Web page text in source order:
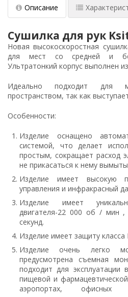
Описание
Сушилка для рук
Новая высокоскоростная
для мест со средней и
Ультратонкий корпус выполнен
Идеально подходит для
пространством, так как
Особенности:
Изделие оснащено
системой, что делает
простым, сокращает расход
не прикасаться к нему
Изделие имеет высокую
управления и инфракрасный
Изделие имеет
двигателя-22 000 об / мин ,
секунд.
Изделие имеет защиту класса
Изделие очень легко
предусмотрена съемная
подходит для
пищевой и
аэропортах, офисных